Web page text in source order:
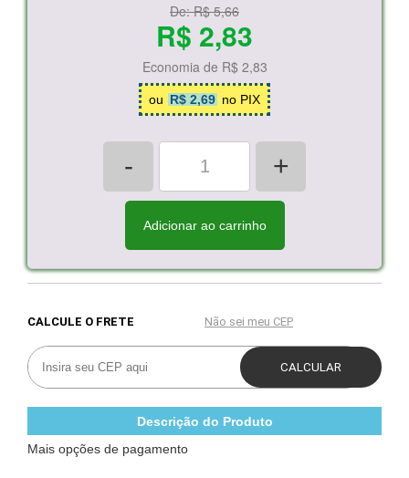
De:R$ 5,66
R$ 2,83
Economia de R$ 2,83
ou R$ 2,69 no PIX
- +
Adicionar ao carrinho
Descrição do Produto
Mais opções de pagamento